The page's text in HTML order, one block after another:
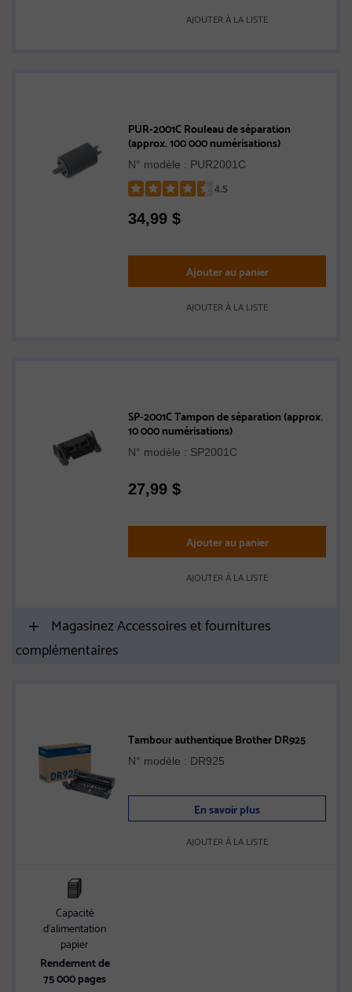
AJOUTER À LA LISTE
PUR-2001C Rouleau de séparation
(approx. 100 000 numérisations)
N° modèle : PUR2001C
4.5
4.5
34,99 $
Ajouter au panier
AJOUTER À LA LISTE
SP-2001C Tampon de séparation (approx.
10 000 numérisations)
N° modèle : SP2001C
27,99 $
Ajouter au panier
AJOUTER À LA LISTE
Magasinez Accessoires et fournitures
complémentaires
Tambour authentique Brother DR925
N° modèle : DR925
En savoir plus
AJOUTER À LA LISTE
Capacité
d’alimentation
papier
Rendement de
75 000 pages